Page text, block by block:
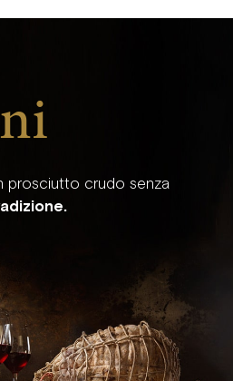
prosciutto crudo senza